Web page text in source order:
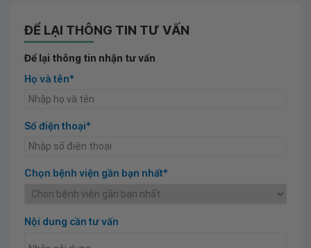
ĐỂ LẠI THÔNG TIN TƯ VẤN
Để lại thông tin nhận tư vấn
Họ và tên*
Số điện thoại*
Chọn bệnh viện gần bạn nhất*
Nội dung cần tư vấn